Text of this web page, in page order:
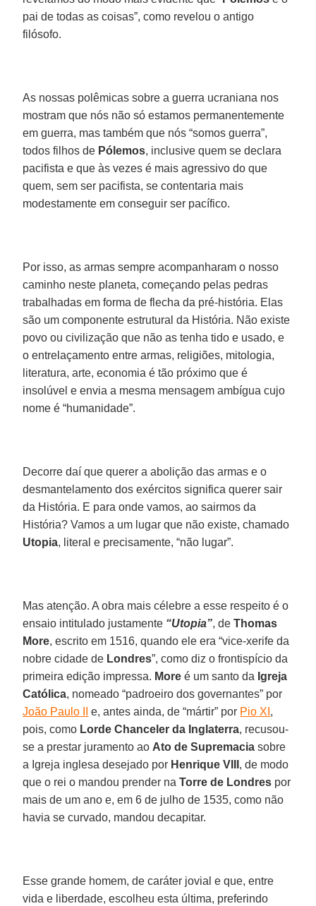
pai de todas as coisas”, como revelou o antigo
filósofo.
As nossas polêmicas sobre a guerra ucraniana nos
mostram que nós não só estamos permanentemente
em guerra, mas também que nós “somos guerra”,
todos filhos de Pólemos, inclusive quem se declara
pacifista e que às vezes é mais agressivo do que
quem, sem ser pacifista, se contentaria mais
modestamente em conseguir ser pacífico.
Por isso, as armas sempre acompanharam o nosso
caminho neste planeta, começando pelas pedras
trabalhadas em forma de flecha da pré-história. Elas
são um componente estrutural da História. Não existe
povo ou civilização que não as tenha tido e usado, e
o entrelaçamento entre armas, religiões, mitologia,
literatura, arte, economia é tão próximo que é
insolúvel e envia a mesma mensagem ambígua cujo
nome é “humanidade”.
Decorre daí que querer a abolição das armas e o
desmantelamento dos exércitos significa querer sair
da História. E para onde vamos, ao sairmos da
História? Vamos a um lugar que não existe, chamado
Utopia, literal e precisamente, “não lugar”.
Mas atenção. A obra mais célebre a esse respeito é o
ensaio intitulado justamente “Utopia”, deThomas
More, escrito em 1516, quando ele era “vice-xerife da
nobre cidade de Londres”, como diz o frontispício da
primeira edição impressa. More é um santo da Igreja
Católica, nomeado “padroeiro dos governantes” por
João Paulo II
e, antes ainda, de “mártir” por Pio XI ,
pois, como Lorde Chanceler da Inglaterra, recusou-
se a prestar juramento ao Ato de Supremacia sobre
a Igreja inglesa desejado por Henrique VIII , de modo
que o rei o mandou prender naTorre de Londres por
mais de um ano e, em 6 de julho de 1535, como não
havia se curvado, mandou decapitar.
Esse grande homem, de caráter jovial e que, entre
vida e liberdade, escolheu esta última, preferindo